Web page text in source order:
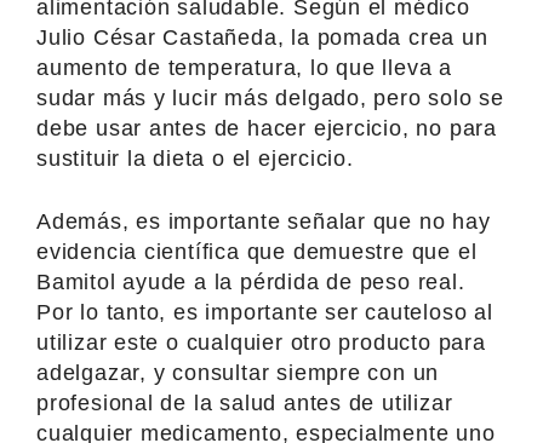
alimentación saludable. Según el médico
Julio César Castañeda, la pomada crea un
aumento de temperatura, lo que lleva a
sudar más y lucir más delgado, pero solo se
debe usar antes de hacer ejercicio, no para
sustituir la dieta o el ejercicio.
Además, es importante señalar que no hay
evidencia científica que demuestre que el
Bamitol ayude a la pérdida de peso real.
Por lo tanto, es importante ser cauteloso al
utilizar este o cualquier otro producto para
adelgazar, y consultar siempre con un
profesional de la salud antes de utilizar
cualquier medicamento, especialmente uno